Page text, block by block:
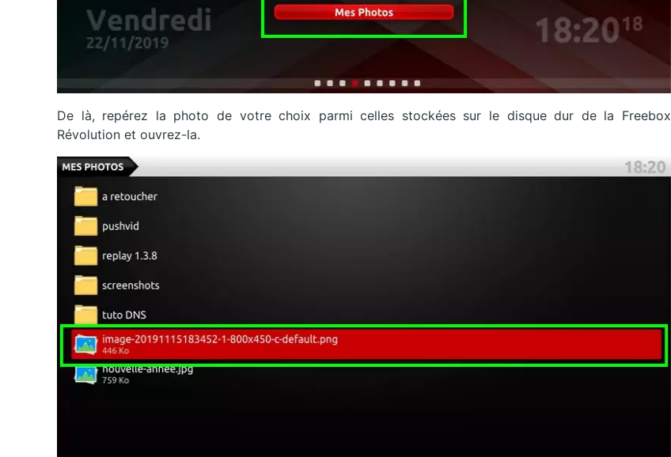
De là, repérez la photo de votre choix parmi celles stockées sur le disque dur de la Freebox
Révolution et ouvrez-la.